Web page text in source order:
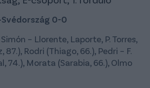
0-0
Simón – Llorente, Laporte, P. Torres,
87.), Rodri (Thiago, 66.), Pedri – F.
74.), Morata (Sarabia, 66.), Olmo